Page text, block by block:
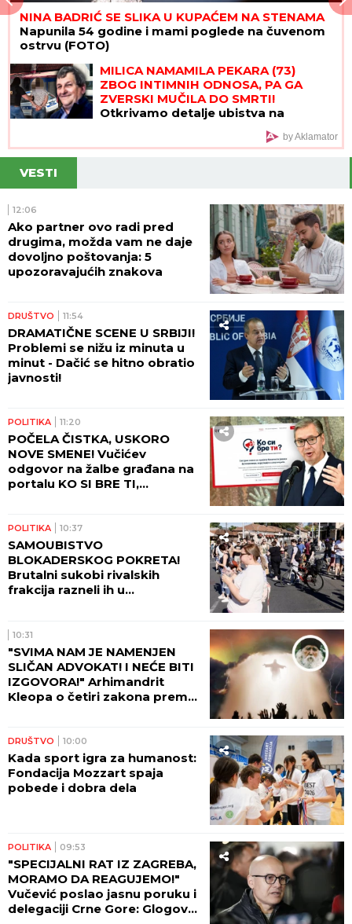
NINA BADRIĆ SE SLIKA U KUPAĆEM NA STENAMA
Napunila 54 godine i mami poglede na čuvenom
ostrvu (FOTO)
MILICA NAMAMILA PEKARA (73)
ZBOG INTIMNIH ODNOSA, PA GA
ZVERSKI MUČILA DO SMRTI!
Otkrivamo detalje ubistva na
Karaburmi koji LEDE KRV: Izdahnuo u
najgorim mukama dok su ga by Aklamator
VESTI
12:06
Ako partner ovo radi pred
drugima, možda vam ne daje
dovoljno poštovanja: 5
upozoravajućih znakova
DRUŠTVO 11:54
DRAMATIČNE SCENE U SRBIJI!
Problemi se nižu iz minuta u
minut - Dačić se hitno obratio
javnosti!
POLITIKA 11:20
POČELA ČISTKA, USKORO
NOVE SMENE! Vučićev
odgovor na žalbe građana na
portalu KO SI BRE TI,
POLITIKA 10:37
SAMOUBISTVO
BLOKADERSKOG POKRETA!
Brutalni sukobi rivalskih
frakcija razneli ih u
10:31
"SVIMA NAM JE NAMENJEN
SLIČAN ADVOKAT! I NEĆE BITI
IZGOVORA!" Arhimandrit
Kleopa o četiri zakona prema
DRUŠTVO 10:00
Kada sport igra za humanost:
Fondacija Mozzart spaja
pobede i dobra dela
POLITIKA 09:53
"SPECIJALNI RAT IZ ZAGREBA,
MORAMO DA REAGUJEMO!"
Vučević poslao jasnu poruku i
delegaciji Crne Gore: Glogov